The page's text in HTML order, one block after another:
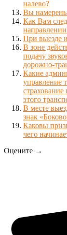
налево?
Вы
Как Вам
При выезде
В зоне
подачу
дорожно-
Какие
управление
страхование
этого
В месте
знак
Каковы
чего
Оцените →